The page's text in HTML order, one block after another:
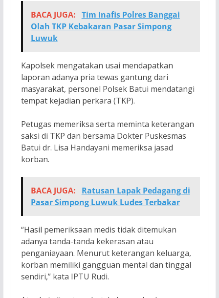
BACA JUGA: Tim Inafis Polres Banggai
Olah TKP Kebakaran Pasar Simpong
Luwuk
Kapolsek mengatakan usai mendapatkan
laporan adanya pria tewas gantung dari
masyarakat, personel Polsek Batui mendatangi
tempat kejadian perkara (TKP).
Petugas memeriksa serta meminta keterangan
saksi di TKP dan bersama Dokter Puskesmas
Batui dr. Lisa Handayani memeriksa jasad
korban.
BACA JUGA:
Ratusan Lapak Pedagang di
Pasar Simpong Luwuk Ludes Terbakar
“Hasil pemeriksaan medis tidak ditemukan
adanya tanda-tanda kekerasan atau
penganiayaan. Menurut keterangan keluarga,
korban memiliki gangguan mental dan tinggal
sendiri,” kata IPTU Rudi.